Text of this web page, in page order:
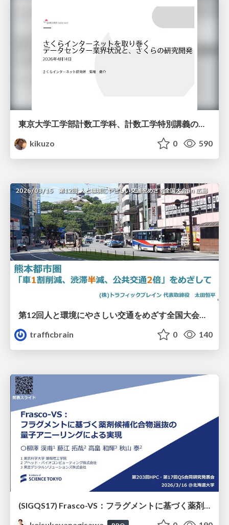
東京大学工学部計数工学科、計数工学特別講義の説明資料
kikuzo
0 590
trafficbrain
0 140
(SIGQS17) Frasco-VS：フラグメントに基づく薬剤候補化合物選抜の量子アニーリングによる実現